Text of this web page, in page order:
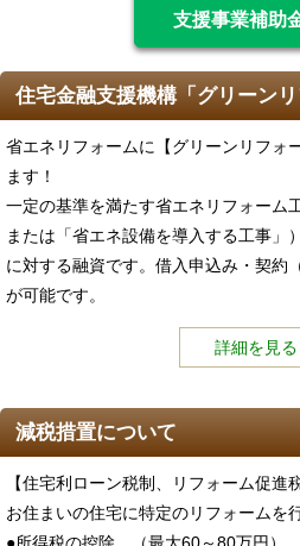
支援事業補助
住宅金融支援機構「グリーンリ
省エネリフォームに【グリーンリフォ
ます！
一定の基準を満たす省エネリフォーム
または「省エネ設備を導入する工事」
に対する融資です。借入申込み・契約
が可能です。
詳細を見る
減税措置について
【住宅利ローン税制、リフォーム促進
お住まいの住宅に特定のリフォームを